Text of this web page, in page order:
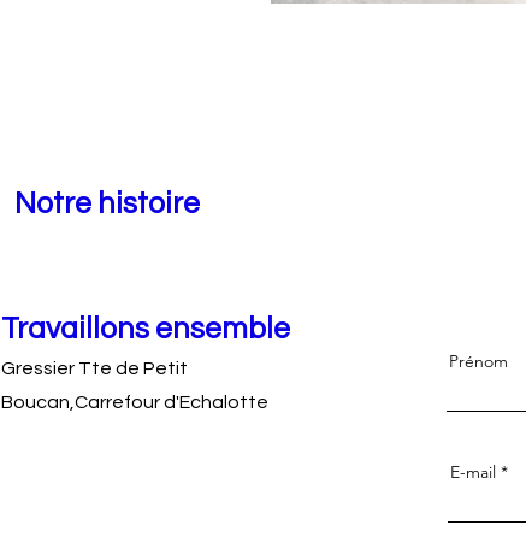
Notre histoire
Travaillons ensemble
Gressier Tte de Petit
Boucan,Carrefour d'Echalotte
Prénom
E-mail